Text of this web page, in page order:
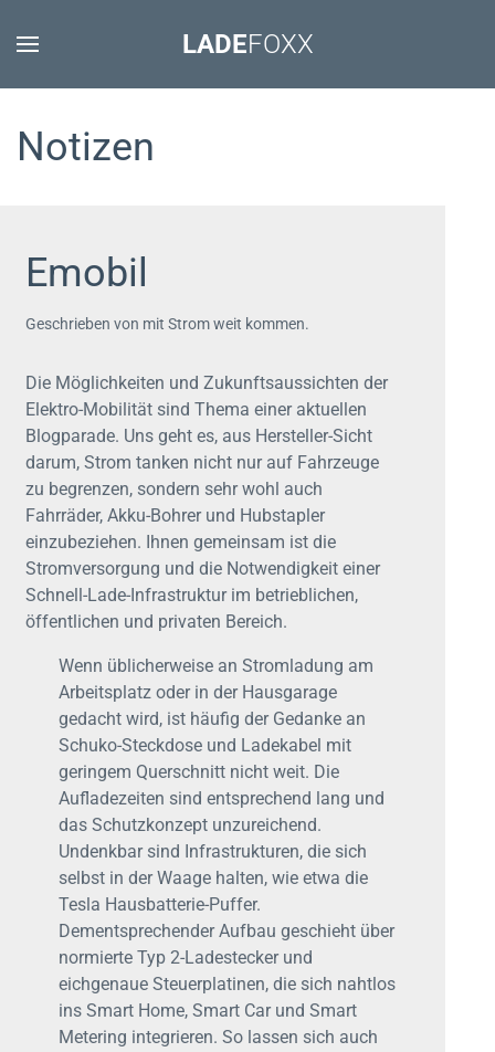
LADEFOXX
Notizen
Emobil
Geschrieben von mit Strom weit kommen.
Die Möglichkeiten und Zukunftsaussichten der
Elektro-Mobilität sind Thema einer aktuellen
Blogparade. Uns geht es, aus Hersteller-Sicht
darum, Strom tanken nicht nur auf Fahrzeuge
zu begrenzen, sondern sehr wohl auch
Fahrräder, Akku-Bohrer und Hubstapler
einzubeziehen. Ihnen gemeinsam ist die
Stromversorgung und die Notwendigkeit einer
Schnell-Lade-Infrastruktur im betrieblichen,
öffentlichen und privaten Bereich.
Wenn üblicherweise an Stromladung am
Arbeitsplatz oder in der Hausgarage
gedacht wird, ist häufig der Gedanke an
Schuko-Steckdose und Ladekabel mit
geringem Querschnitt nicht weit. Die
Aufladezeiten sind entsprechend lang und
das Schutzkonzept unzureichend.
Undenkbar sind Infrastrukturen, die sich
selbst in der Waage halten, wie etwa die
Tesla Hausbatterie-Puffer.
Dementsprechender Aufbau geschieht über
normierte Typ 2-Ladestecker und
eichgenaue Steuerplatinen, die sich nahtlos
ins Smart Home, Smart Car und Smart
Metering integrieren. So lassen sich auch